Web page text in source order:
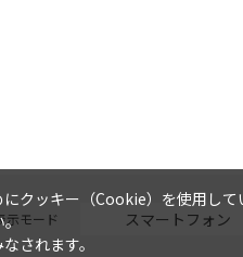
示モード スマートフォン
クッキー（Cookie）を使用して
。
されます。